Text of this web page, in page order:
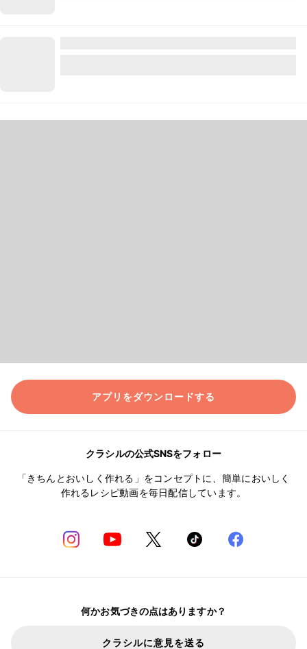
アプリをダウンロードする
クラシルの公式SNSをフォロー
「きちんとおいしく作れる」をコンセプトに、簡単においしく
作れるレシピ動画を毎日配信しています。
何かお気づきの点はありますか？
クラシルに意見を送る